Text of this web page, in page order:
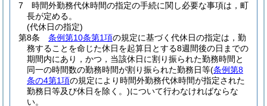
7
時間外勤務代休時間の指定の手続に関し必要な事項は，町
長が定める。
(代休日の指定)
第8条
条例第10条第1項の規定に基づく代休日の指定は，勤
務することを命じた休日を起算日とする8週間後の日までの
期間内にあり，かつ，当該休日に割り振られた勤務時間と
同一の時間数の勤務時間が割り振られた勤務日等(条例第8
条の4第1項の規定により時間外勤務代休時間が指定された
勤務日等及び休日を除く。)について行わなければならな
い。